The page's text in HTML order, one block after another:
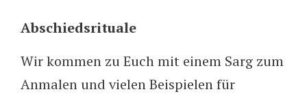
Abschiedsrituale
Wir kommen zu Euch mit einem Sarg zum
Anmalen und vielen Beispielen für